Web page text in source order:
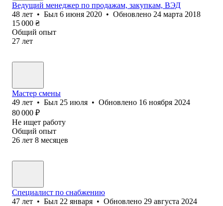
Ведущий менеджер по продажам, закупкам, ВЭД
48 лет • Был 6 июня 2020 • Обновлено 24 марта 2018
15 000 ₴
Общий опыт
27 лет
Мастер смены
49 лет • Был 25 июля • Обновлено 16 ноября 2024
80 000 ₽
Не ищет работу
Общий опыт
26 лет 8 месяцев
Специалист по снабжению
47 лет • Был 22 января • Обновлено 29 августа 2024